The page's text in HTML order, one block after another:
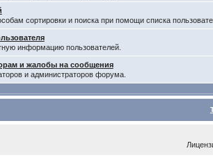
сортировки и поиска при помощи списка
информацию пользователей.
и жалобы на сообщения
и администраторов форума.